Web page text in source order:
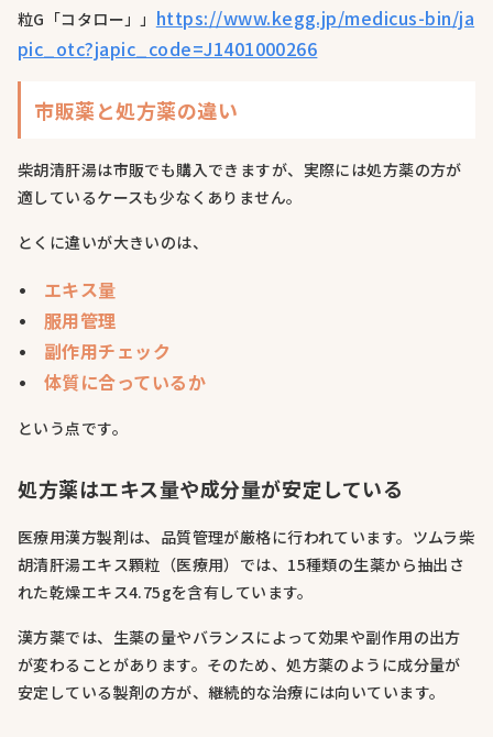
粒G「コタロー」」 https://www.kegg.jp/medicus-bin/ja
pic_otc?japic_code=J1401000266
市販薬と処方薬の違い
柴胡清肝湯は市販でも購入できますが、実際には処方薬の方が
適しているケースも少なくありません。
とくに違いが大きいのは、
エキス量
服用管理
副作用チェック
体質に合っているか
という点です。
処方薬はエキス量や成分量が安定している
医療用漢方製剤は、品質管理が厳格に行われています。ツムラ柴
胡清肝湯エキス顆粒（医療用）では、15種類の生薬から抽出さ
れた乾燥エキス4.75gを含有しています。
漢方薬では、生薬の量やバランスによって効果や副作用の出方
が変わることがあります。そのため、処方薬のように成分量が
安定している製剤の方が、継続的な治療には向いています。